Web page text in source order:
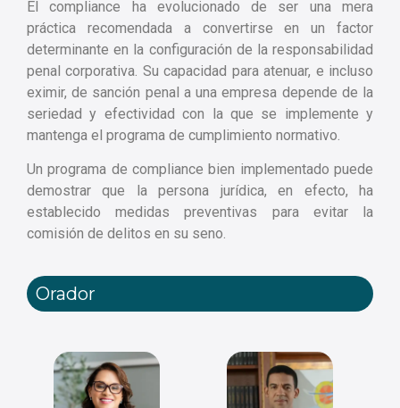
El compliance ha evolucionado de ser una mera
práctica recomendada a convertirse en un factor
determinante en la configuración de la responsabilidad
penal corporativa. Su capacidad para atenuar, e incluso
eximir, de sanción penal a una empresa depende de la
seriedad y efectividad con la que se implemente y
mantenga el programa de cumplimiento normativo.
Un programa de compliance bien implementado puede
demostrar que la persona jurídica, en efecto, ha
establecido medidas preventivas para evitar la
comisión de delitos en su seno.
Orador